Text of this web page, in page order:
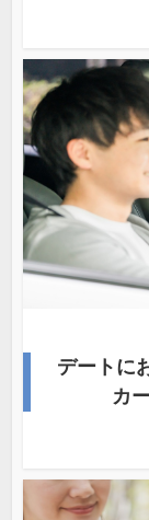
デートに
カ